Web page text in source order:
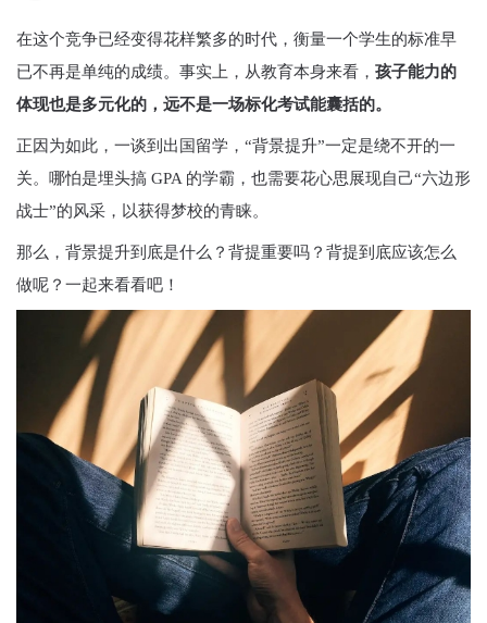
在这个竞争已经变得花样繁多的时代，衡量一个学生的标准早
已不再是单纯的成绩。事实上，从教育本身来看， 孩子能力的
体现也是多元化的，远不是一场标化考试能囊括的。
正因为如此，一谈到出国留学，“背景提升”一定是绕不开的一
关。哪怕是埋头搞 GPA 的学霸，也需要花心思展现自己“六边形
战士”的风采，以获得梦校的青睐。
那么，背景提升到底是什么？背提重要吗？背提到底应该怎么
做呢？一起来看看吧！